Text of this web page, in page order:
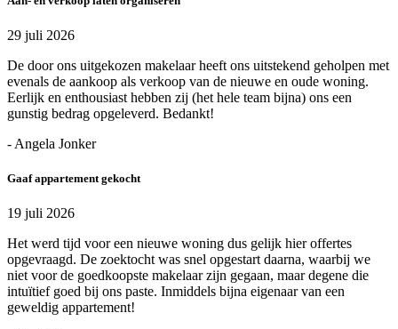
29 juli 2026
De door ons uitgekozen makelaar heeft ons uitstekend geholpen met
evenals de aankoop als verkoop van de nieuwe en oude woning.
Eerlijk en enthousiast hebben zij (het hele team bijna) ons een
gunstig bedrag opgeleverd. Bedankt!
- Angela Jonker
Gaaf appartement gekocht
19 juli 2026
Het werd tijd voor een nieuwe woning dus gelijk hier offertes
opgevraagd. De zoektocht was snel opgestart daarna, waarbij we
niet voor de goedkoopste makelaar zijn gegaan, maar degene die
intuïtief goed bij ons paste. Inmiddels bijna eigenaar van een
geweldig appartement!